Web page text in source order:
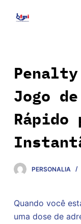
oPenalty
Jogo
PERSONALIA
Quando você
uma dose de